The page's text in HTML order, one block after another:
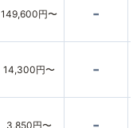
149,600円〜 -
14,300円〜 -
3,850円〜